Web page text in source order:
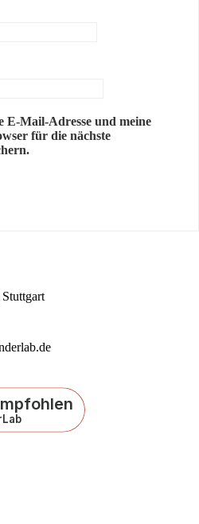
E-Mail-Adresse und meine
für die nächste